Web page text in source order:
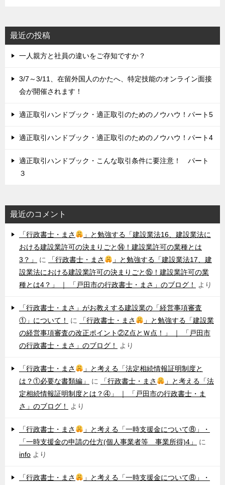
最近の投稿
一人親方と社員の違いをご存知ですか？
3/7～3/11、在留外国人のかたへ、特定技能のオンライン面接
会が開催されます！
適正取引ハンドブック・適正取引のためのノウハウ！パート5
適正取引ハンドブック・適正取引のためのノウハウ！パート4
適正取引ハンドブック・こんな取引条件に要注意！ パート
３
最近のコメント
「行政書士・まさ
」と勉強する「建設業法16、建設業法に
おける建設業許可の決まりごと⑭！建設業許可の業種とは
3？」
に 「行政書士・まさ
」と勉強する「建設業法17、建
設業法における建設業許可の決まりごと⑮！建設業許可の業
種とは4？」 ｜ 「戸田市の行政書士・まさ」のブログ！
より
「行政書士・まさ」がお教えする建設業の「経営事項審査
①」について！
に 「行政書士・まさ
」と勉強する「建設業
の経営事項審査の改正ポイント②Z点とＷ点！」 ｜ 「戸田市
の行政書士・まさ」のブログ！
より
「行政書士・まさ
」と考える「法定相続情報証明制度と
は？①必要な書類編」
に 「行政書士・まさ
」と考える「法
定相続情報証明制度とは？④」 ｜ 「戸田市の行政書士・ま
さ」のブログ！
より
「行政書士・まさ
」と考える「一時支援金について⑧」・
「一時支援金の申請の仕方(個人事業者等 事業所得)4」
に
info より
「行政書士・まさ
」と考える「一時支援金について⑧」・